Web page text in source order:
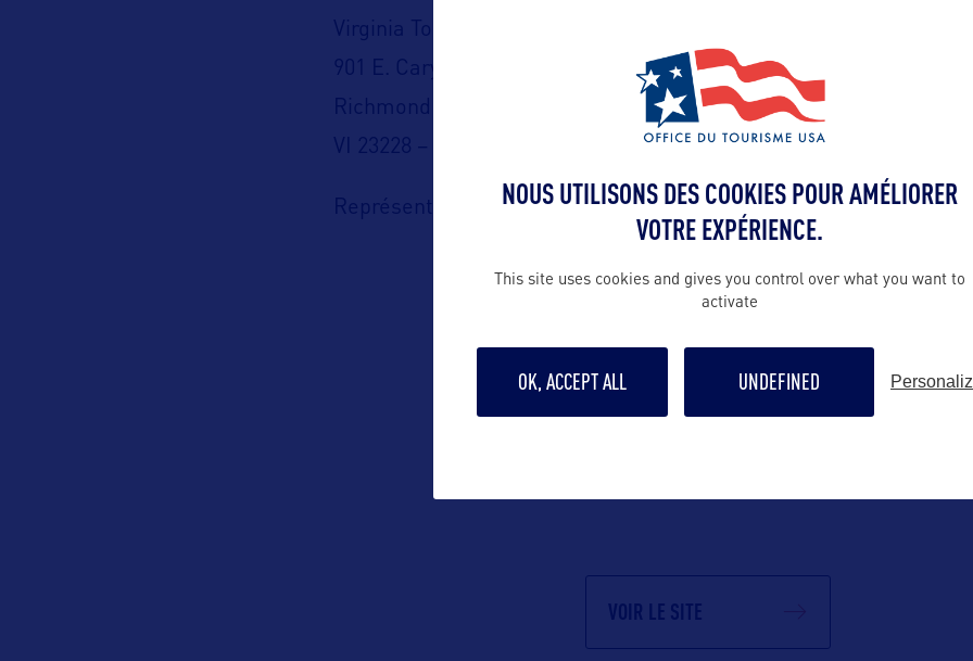
Virginia Tourism Corporation
901 E. Cary St. Suite 900,
Richmond
VI 23228 – USA
Représentation en France :
C/O Orkestra Tourism
tourism.com
Contact grand
VOIR LE SITE
NOUS UTILISONS DES COOKIES POUR AMÉLIORER
VOTRE EXPÉRIENCE.
This site uses cookies and gives you control over what you want to
activate
OK, ACCEPT ALL UNDEFINED